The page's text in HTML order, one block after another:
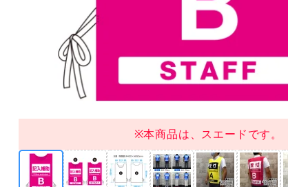
※本商品は、スエードです。